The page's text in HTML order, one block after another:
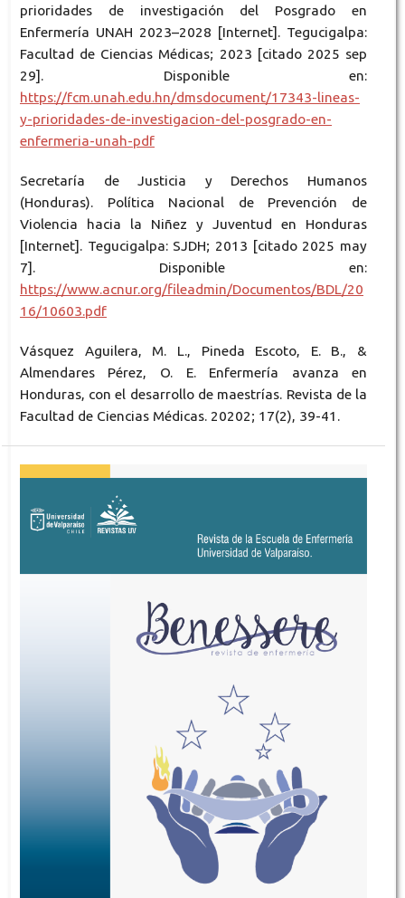
prioridades de investigación del Posgrado en
Enfermería UNAH 2023–2028 [Internet]. Tegucigalpa:
Facultad de Ciencias Médicas; 2023 [citado 2025 sep
29]. Disponible en:
https://fcm.unah.edu.hn/dmsdocument/17343-lineas-
y-prioridades-de-investigacion-del-posgrado-en-
enfermeria-unah-pdf
Secretaría de Justicia y Derechos Humanos
(Honduras). Política Nacional de Prevención de
Violencia hacia la Niñez y Juventud en Honduras
[Internet]. Tegucigalpa: SJDH; 2013 [citado 2025 may
7]. Disponible en:
https://www.acnur.org/fileadmin/Documentos/BDL/20
16/10603.pdf
Vásquez Aguilera, M. L., Pineda Escoto, E. B., &
Almendares Pérez, O. E. Enfermería avanza en
Honduras, con el desarrollo de maestrías. Revista de la
Facultad de Ciencias Médicas. 20202; 17(2), 39-41.